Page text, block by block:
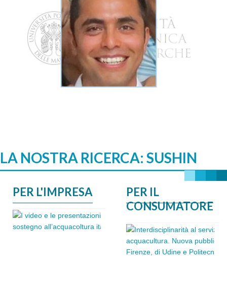
ARTURO VARGAS
Mi occupo delle analisi istologiche, il tema principale di
ricerca del mio dottorato è relativo all’impiego di
insetti come fonte di proteine per la produzione di
mangimi per pesci.
LA NOSTRA RICERCA: SUSHIN
PER L'IMPRESA
PER IL
CONSUMATORE